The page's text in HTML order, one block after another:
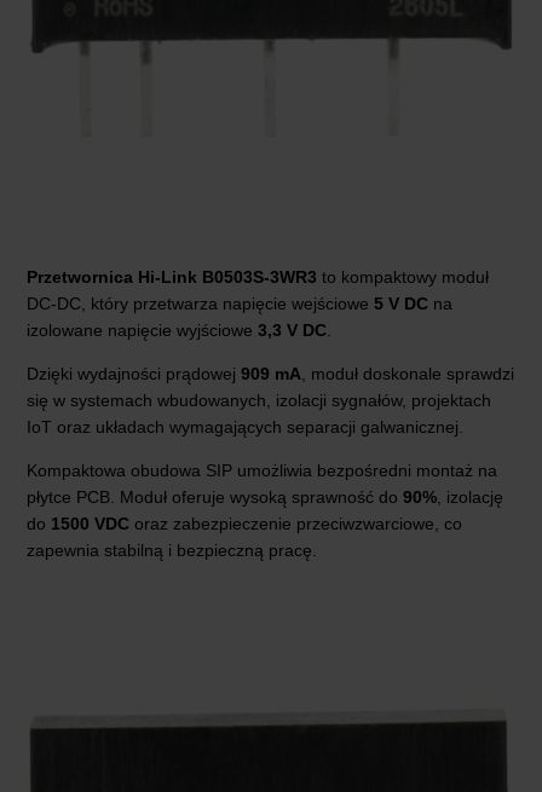
Przetwornica Hi-Link B0503S-3WR3 to kompaktowy moduł
DC-DC, który przetwarza napięcie wejściowe 5 V DC na
izolowane napięcie wyjściowe 3,3 V DC.
Dzięki wydajności prądowej 909 mA, moduł doskonale sprawdzi
się w systemach wbudowanych, izolacji sygnałów, projektach
IoT oraz układach wymagających separacji galwanicznej.
Kompaktowa obudowa SIP umożliwia bezpośredni montaż na
płytce PCB. Moduł oferuje wysoką sprawność do 90%, izolację
do 1500 VDC oraz zabezpieczenie przeciwzwarciowe, co
zapewnia stabilną i bezpieczną pracę.